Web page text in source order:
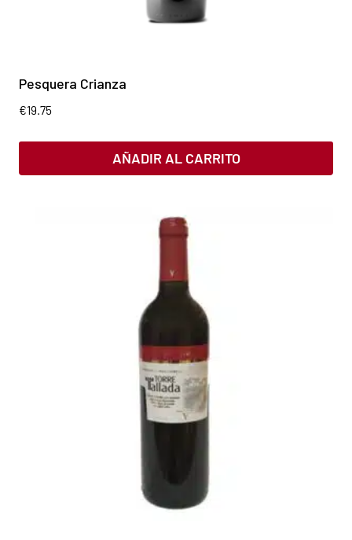
Pesquera Crianza
€19.75
AÑADIR AL CARRITO